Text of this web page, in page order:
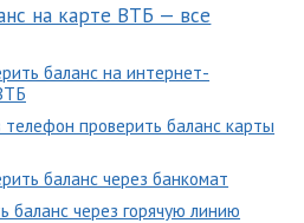
на карте ВТБ — все
баланс на интернет-
телефон проверить баланс карты
баланс через банкомат
баланс через горячую линию